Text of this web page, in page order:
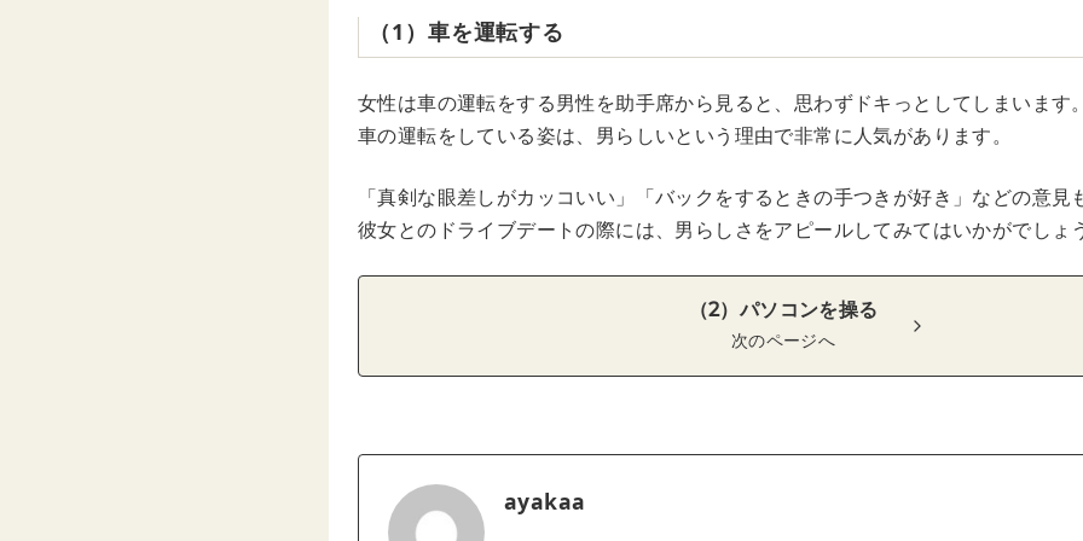
（1）車を運転する
女性は車の運転をする男性を助手席から見ると、思わずドキっとしてしまいます。
車の運転をしている姿は、男らしいという理由で非常に人気があります。
「真剣な眼差しがカッコいい」「バックをするときの手つきが好き」などの意見
彼女とのドライブデートの際には、男らしさをアピールしてみてはいかがでしょ
（2）パソコンを操る
次のページへ
ayakaa